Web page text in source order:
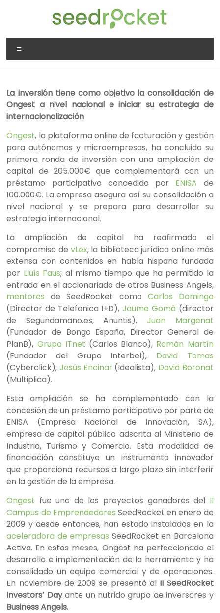
SeedRocket
La
que
nació
en
España
para
startups
TIC
en
fase
inicial
La inversión tiene como objetivo la consolidación de
Ongest a nivel nacional e iniciar su estrategia de
internacionalización
Ongest, la plataforma online de facturación y gestión
para autónomos y microempresas, ha concluido su
primera ronda de inversión con una ampliación de
capital de 205.000€ que complementará con un
préstamo participativo concedido por ENISA de
100.000€. La empresa asegura así su consolidación a
nivel nacional y se prepara para desarrollar su
estrategia internacional.
La ampliación de capital ha reafirmado el
compromiso de vLex, la biblioteca jurídica online más
extensa con contenidos en habla hispana fundada
por Lluís Faus; al mismo tiempo que ha permitido la
entrada en el accionariado de otros Business Angels,
mentores de SeedRocket como Carlos Domingo
(Director de Telefonica I+D),Jaume Gomà (director
de Segundamano.es, Anuntis),Juan Margenat
(Fundador de Bongo España, Director General de
PlanB), Grupo ITnet (Carlos Blanco), Román Martín
(Fundador del Grupo Interbel), David Tomas
(Cyberclick),Jesús Encinar(Idealista), David Boronat
(Multiplica).
Esta ampliación se ha complementado con la
concesión de un préstamo participativo por parte de
ENISA (Empresa Nacional de Innovación, SA),
empresa de capital público adscrita al Ministerio de
Industria, Turismo y Comercio. Esta modalidad de
financiación constituye un instrumento innovador
que proporciona recursos a largo plazo sin interferir
en la gestión de la empresa.
Ongest fue uno de los proyectos ganadores del II
Campus de Emprendedores SeedRocket en enero de
2009 y desde entonces, han estado instalados en la
aceleradora de empresas SeedRocket en Barcelona
Activa. En estos meses, Ongest ha perfeccionado el
desarrollo e implementación de la herramienta y ha
consolidado un equipo comercial y de operaciones.
En noviembre de 2009 se presentó al II SeedRocket
Investors’ Dayante un nutrido grupo de inversores y
Business Angels.